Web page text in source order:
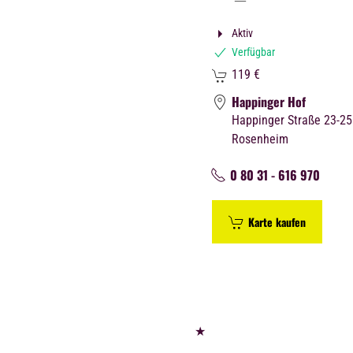
Aktiv
Verfügbar
119 €
Happinger Hof
Happinger Straße 23-25
Rosenheim
0 80 31 - 616 970
Karte kaufen
★